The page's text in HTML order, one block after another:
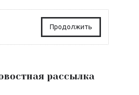
Продолжить
рассылка